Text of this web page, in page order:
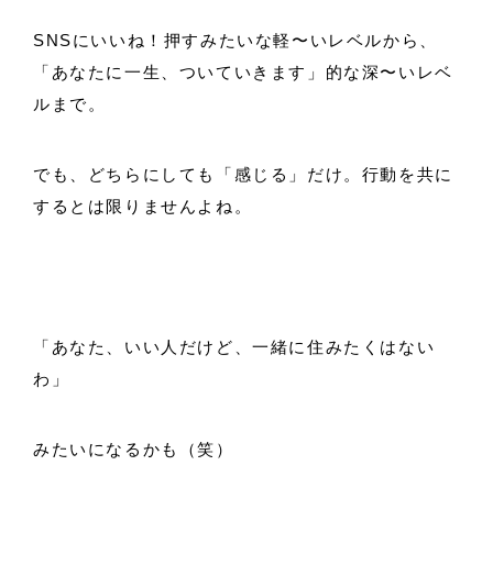
SNSにいいね！押すみたいな軽〜いレベルから、
「あなたに一生、ついていきます」的な深〜いレベ
ルまで。
でも、どちらにしても「感じる」だけ。行動を共に
するとは限りませんよね。
「あなた、いい人だけど、一緒に住みたくはない
わ」
みたいになるかも（笑）